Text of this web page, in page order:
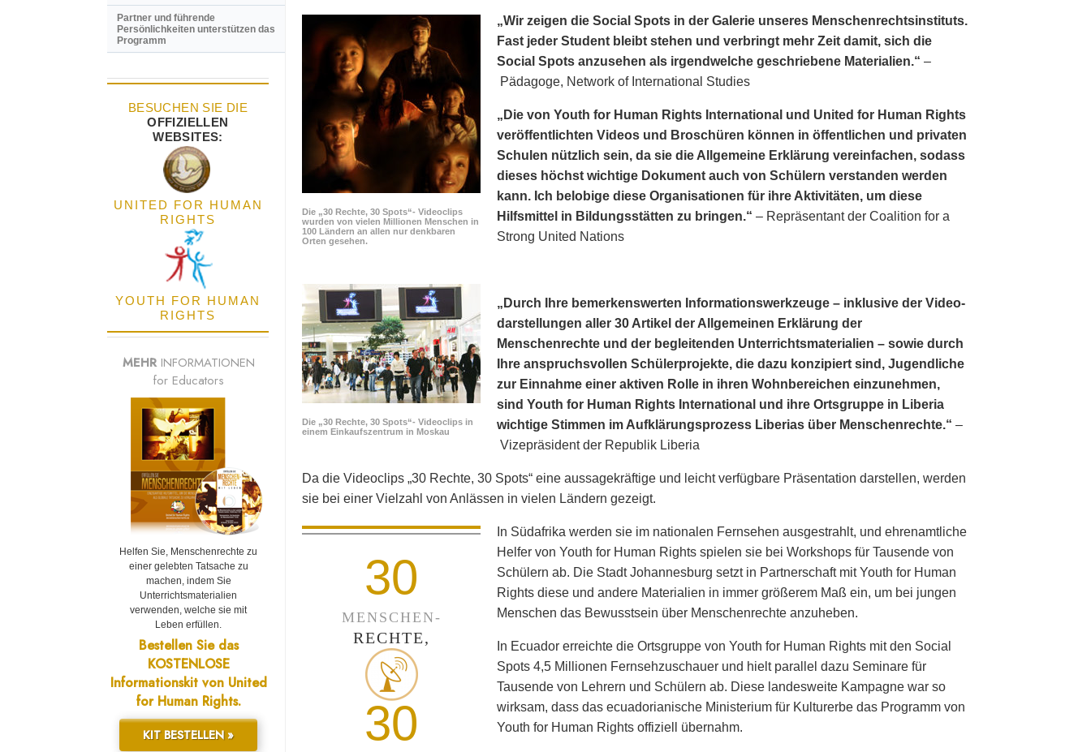
Die „30 Rechte, 30 Spots“- Videoclips
wurden von vielen Millionen Menschen in
100 Ländern an allen nur denkbaren
Orten gesehen.
„Wir zeigen die Social Spots in der Galerie unseres Menschenrechtsinstituts.
Fast jeder Student bleibt stehen und verbringt mehr Zeit damit, sich die
Social Spots anzusehen als irgendwelche geschriebene Materialien.“ –
Pädagoge, Network of International Studies
„Die von Youth for Human Rights International und United for Human Rights
veröffentlichten Videos und Broschüren können in öffentlichen und privaten
Schulen nützlich sein, da sie die Allgemeine Erklärung vereinfachen, sodass
dieses höchst wichtige Dokument auch von Schülern verstanden werden
kann. Ich belobige diese Organisationen für ihre Aktivitäten, um diese
Hilfsmittel in Bildungsstätten zu bringen.“ – Repräsentant der Coalition for a
Strong United Nations
Die „30 Rechte, 30 Spots“- Videoclips in
einem Einkaufszentrum in Moskau
„Durch Ihre bemerkens­werten Informationswerkzeuge – inklusive der Video­
darstellungen aller 30 Artikel der Allgemeinen Erklärung der
Menschenrechte und der begleitenden Unterrichtsmaterialien – sowie durch
Ihre anspruchsvollen Schülerprojekte, die dazu konzipiert sind, Jugendliche
zur Einnahme einer aktiven Rolle in ihren Wohnbereichen einzunehmen,
sind Youth for Human Rights International und ihre Ortsgruppe in Liberia
wichtige Stimmen im Aufklärungsprozess Liberias über Menschenrechte.“ –
Vizepräsident der Republik Liberia
Da die Videoclips „30 Rechte, 30 Spots“ eine aussagekräftige und leicht verfügbare Präsentation darstellen, werden
sie bei einer Vielzahl von Anlässen in vielen Ländern gezeigt.
30
MENSCHEN-
RECHTE,
30
In Südafrika werden sie im nationalen Fernsehen ausgestrahlt, und ehrenamtliche
Helfer von Youth for Human Rights spielen sie bei Workshops für Tausende von
Schülern ab. Die Stadt Johannesburg setzt in Partnerschaft mit Youth for Human
Rights diese und andere Materialien in immer größerem Maß ein, um bei jungen
Menschen das Bewusstsein über Menschenrechte anzuheben.
In Ecuador erreichte die Ortsgruppe von Youth for Human Rights mit den Social
Spots 4,5 Millionen Fernsehzuschauer und hielt parallel dazu Seminare für
Tausende von Lehrern und Schülern ab. Diese landesweite Kampagne war so
wirksam, dass das ecuadorianische Ministerium für Kulturerbe das Programm von
Youth for Human Rights offiziell übernahm.
Partner und führende
Persönlichkeiten unterstützen das
Programm
BESUCHEN SIE DIE
OFFIZIELLEN
WEBSITES:
UNITED FOR HUMAN
RIGHTS
YOUTH FOR HUMAN
RIGHTS
MEHR INFORMATIONEN
for Educators
Helfen Sie, Menschenrechte zu
einer gelebten Tatsache zu
machen, indem Sie
Unterrichtsmaterialien
verwenden, welche sie mit
Leben erfüllen.
Bestellen Sie das
KOSTENLOSE
Informationskit von United
for Human Rights.
KIT BESTELLEN »